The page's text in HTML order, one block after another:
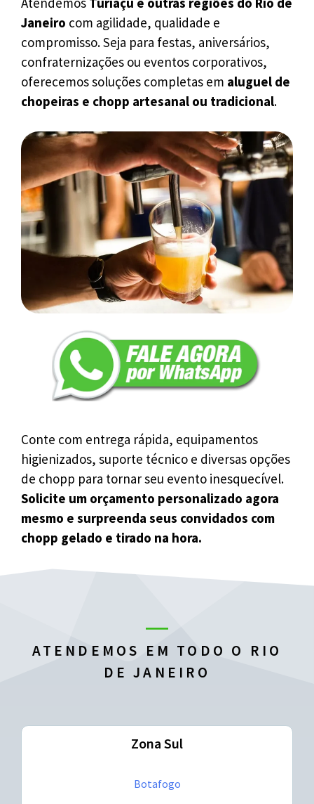
Janeiro com agilidade, qualidade e
compromisso. Seja para festas, aniversários,
confraternizações ou eventos corporativos,
oferecemos soluções completas em aluguel de
chopeiras e chopp artesanal ou tradicional.
Conte com entrega rápida, equipamentos
higienizados, suporte técnico e diversas opções
de chopp para tornar seu evento inesquecível.
Solicite um orçamento personalizado agora
mesmo e surpreenda seus convidados com
chopp gelado e tirado na hora.
ATENDEMOS EM TODO O RIO
DE JANEIRO
Zona Sul
Botafogo